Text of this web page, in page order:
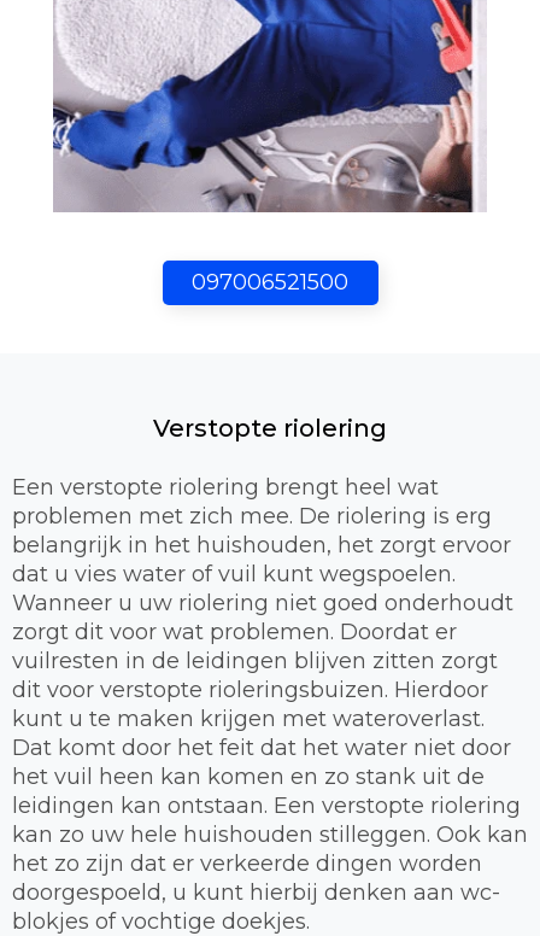
097006521500
Verstopte riolering
Een verstopte riolering brengt heel wat
problemen met zich mee. De riolering is erg
belangrijk in het huishouden, het zorgt ervoor
dat u vies water of vuil kunt wegspoelen.
Wanneer u uw riolering niet goed onderhoudt
zorgt dit voor wat problemen. Doordat er
vuilresten in de leidingen blijven zitten zorgt
dit voor verstopte rioleringsbuizen. Hierdoor
kunt u te maken krijgen met wateroverlast.
Dat komt door het feit dat het water niet door
het vuil heen kan komen en zo stank uit de
leidingen kan ontstaan. Een verstopte riolering
kan zo uw hele huishouden stilleggen. Ook kan
het zo zijn dat er verkeerde dingen worden
doorgespoeld, u kunt hierbij denken aan wc-
blokjes of vochtige doekjes.